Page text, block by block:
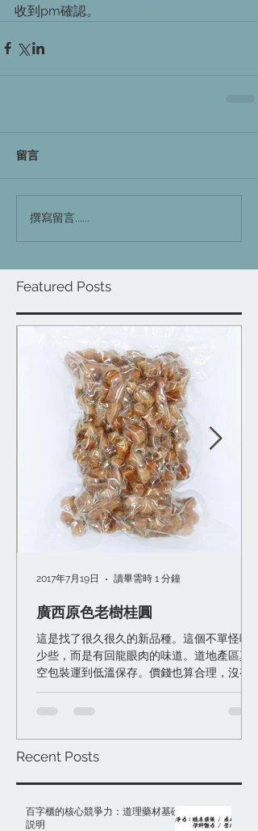
收到pm確認。
留言
撰寫留言......
Featured Posts
廣西原色老樹桂圓
這是找了很久很久的新品種。這個不單怪味
少些，而是有回龍眼肉的味道。道地產區真
空包裝運到低溫保存。價錢也算合理，沒有
變「天價」桂圓。 一般桂圓很難滿意其實有
些原因： 一）防腐難硫磺多，能怪味少已經
味道或就光是甜。 ...
2017年7月19日 讀畢需時 1 分鐘
Recent Posts
百字櫃的核心競爭力：道理藥材基礎
説明